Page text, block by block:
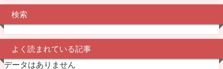
検索
よく読まれている記事
データはありません